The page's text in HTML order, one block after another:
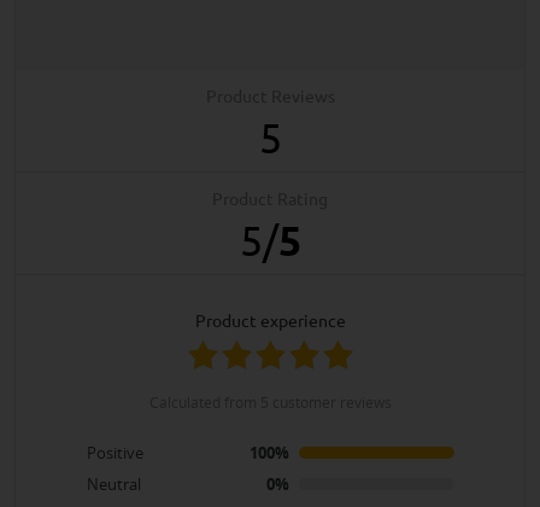
5
5/5
product experience
Positive
100%
Neutral
0%